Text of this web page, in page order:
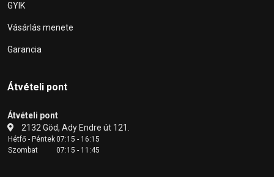
GYIK
Vásárlás menete
Garancia
Átvételi pont
Átvételi pont
2132 Göd, Ady Endre út 121.
Hétfő - Péntek07:15 - 16:15
Szombat
07:15 - 11:45